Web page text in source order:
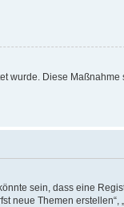
wurde. Diese Maßnahme
sein, dass eine
neue Themen erstellen“,